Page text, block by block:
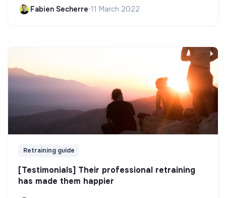
Fabien Secherre•11 March 2022
Retraining guide
[Testimonials] Their professional retraining
has made them happier